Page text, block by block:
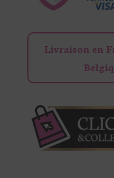
Livraison en